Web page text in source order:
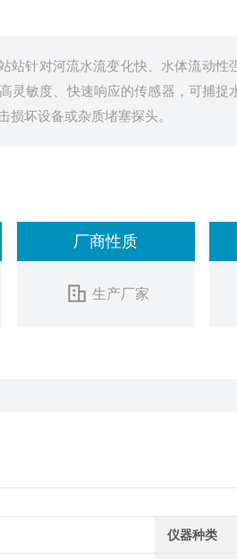
站针对河流水流变化快、水体流动
灵敏度、快速响应的传感器，可捕
损坏设备或杂质堵塞探头。
厂商性质
生产厂家
仪器种类